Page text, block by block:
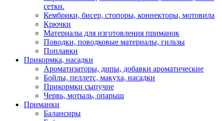
сетки.
Кембрики, бисер, стопоры, коннекторы, мотовила
Крючки
Материалы для изготовления приманок
Поводки, поводковые материалы, гильзы
Поплавки
Прикормка, насадки
Ароматизаторы, дипы, добавки ароматические
Бойлы, пеллетс, макуха, насадки
Прикормки сыпучие
Червь, мотыль, опарыш
Приманки
Балансиры